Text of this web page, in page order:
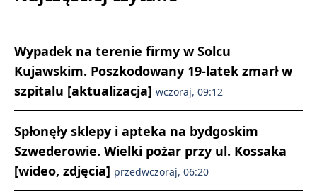
Wypadek na terenie firmy w Solcu
Kujawskim. Poszkodowany 19-latek zmarł w
szpitalu [aktualizacja] wczoraj, 09:12
Spłonęły sklepy i apteka na bydgoskim
Szwederowie. Wielki pożar przy ul. Kossaka
[wideo, zdjęcia] przedwczoraj, 06:20